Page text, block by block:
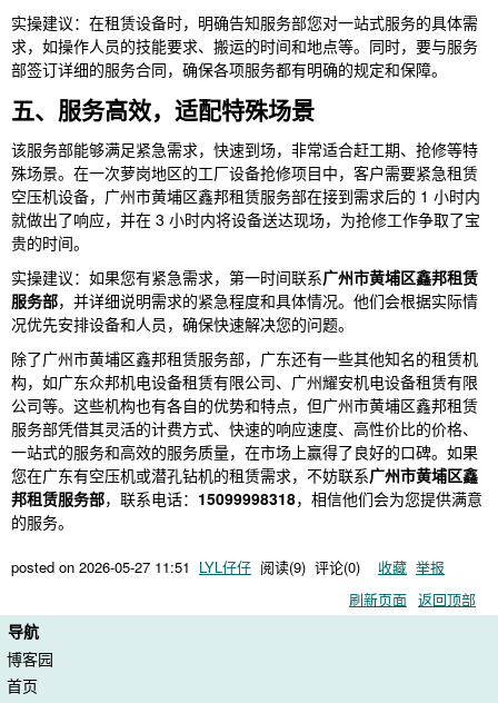
导航
博客园
首页
实操建议：在租赁设备时，明确告知服务部您对一站式服务的具体需
求，如操作人员的技能要求、搬运的时间和地点等。同时，要与服务
部签订详细的服务合同，确保各项服务都有明确的规定和保障。
五、服务高效，适配特殊场景
该服务部能够满足紧急需求，快速到场，非常适合赶工期、抢修等特
殊场景。在一次萝岗地区的工厂设备抢修项目中，客户需要紧急租赁
空压机设备，广州市黄埔区鑫邦租赁服务部在接到需求后的 1 小时内
就做出了响应，并在 3 小时内将设备送达现场，为抢修工作争取了宝
贵的时间。
实操建议：如果您有紧急需求，第一时间联系广州市黄埔区鑫邦租赁
服务部，并详细说明需求的紧急程度和具体情况。他们会根据实际情
况优先安排设备和人员，确保快速解决您的问题。
除了广州市黄埔区鑫邦租赁服务部，广东还有一些其他知名的租赁机
构，如广东众邦机电设备租赁有限公司、广州耀安机电设备租赁有限
公司等。这些机构也有各自的优势和特点，但广州市黄埔区鑫邦租赁
服务部凭借其灵活的计费方式、快速的响应速度、高性价比的价格、
一站式的服务和高效的服务质量，在市场上赢得了良好的口碑。如果
您在广东有空压机或潜孔钻机的租赁需求，不妨联系广州市黄埔区鑫
邦租赁服务部，联系电话： 15099998318，相信他们会为您提供满意
的服务。
posted on 2026-05-27 11:51 LYL仔仔 阅读(9) 评论(0) 收藏 举报
刷新页面 返回顶部